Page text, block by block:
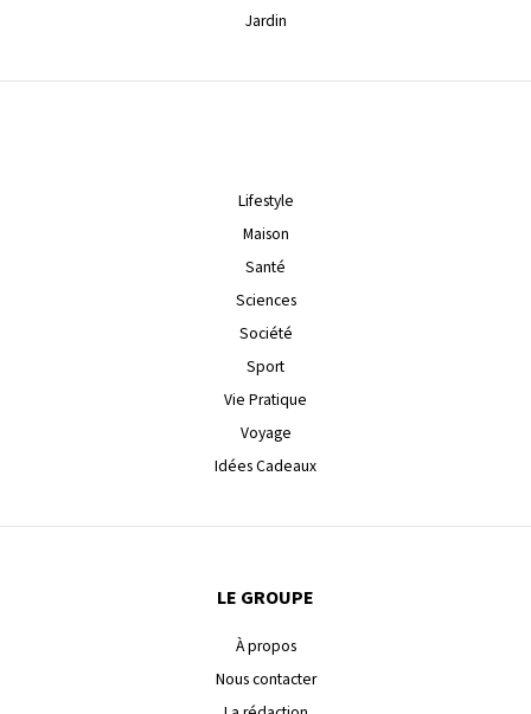
Jardin
Lifestyle
Maison
Santé
Sciences
Société
Sport
Vie Pratique
Voyage
Idées Cadeaux
LE GROUPE
À propos
Nous contacter